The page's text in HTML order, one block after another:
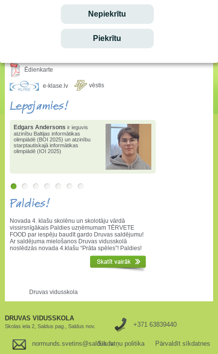
Nepiekrītu
Piekrītu
Mudīte, Vladislava, Vladislavs
Stundu saraksta izmaiņas
Ēdienkarte
e-klase.lv vēstis
Lepojamies!
Edgars Andersons ir ieguvis
atzinību Baltijas informātikas
olimpiādē (BOI 2025) un atzinību
starptautiskajā informātikas
olimpiādē (IOI 2025)
Paldies!
Novada 4. klašu skolēnu un skolotāju vārdā
vissirsnīgākais Paldies uzņēmumam TĒRVETE
FOOD par iespēju baudīt gardo Druvas saldējumu!
Ar saldējuma mielošanos Druvas vidusskolā
noslēdzās novada 4.klašu “Prāta spēles”! Paldies!
Druvas vidusskola
DRUVAS VIDUSSKOLA
Skolas iela 2, Saldus pag., Saldus nov. +371 63839440
normunds.svetins@saldus.lvSīkdatņu politika Pārvaldīt sīkdatnes